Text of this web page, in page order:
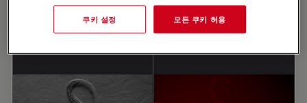
샘플 제공: Yves Lutz, 이미징 센터, IGBMC, 프랑스.
쿠키 설정 모든 쿠키 허용